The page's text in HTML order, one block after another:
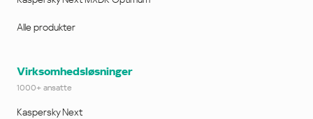
Alle produkter
Virksomhedsløsninger
1000+ ansatte
Kaspersky Next